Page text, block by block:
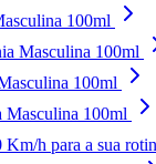
100ml
Masculina 100ml
100ml
100ml
h para a sua